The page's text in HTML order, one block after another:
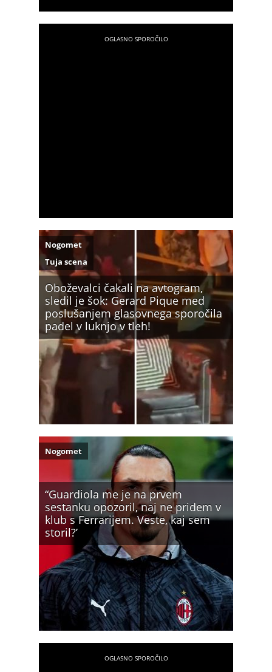
Oboževalci čakali na avtogram,
sledil je šok: Gerard Pique med
poslušanjem glasovnega sporočila
padel v luknjo v tleh!
Nogomet
Tuja scena
“Guardiola me je na prvem
sestanku opozoril, naj ne pridem v
klub s Ferrarijem. Veste, kaj sem
storil?’
Nogomet